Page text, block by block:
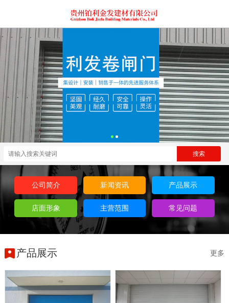
公司简介 新闻资讯 产品展示
店面形象 主营范围 常见问题
产品展示 更多